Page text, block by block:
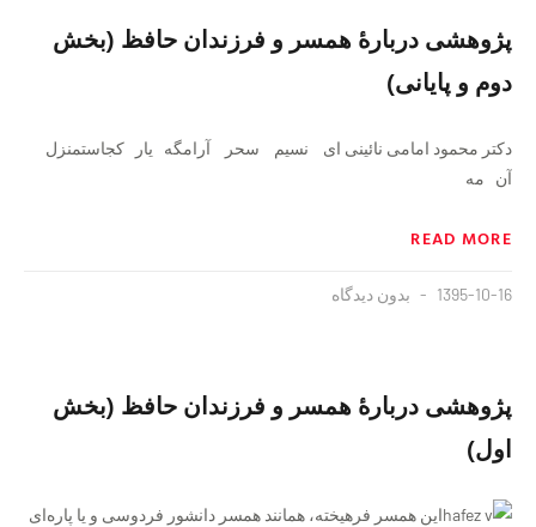
پژوهشی دربارهٔ همسر و فرزندان حافظ (بخش
دوم و پایانی)
دکتر محمود امامی نائینی ‌ای نسیم سحر آرامگه یار کجاستمنزل
آن مه
READ MORE
1395-10-16 بدون دیدگاه
پژوهشی دربارهٔ همسر و فرزندان حافظ (بخش
اول)
این همسر فرهیخته، همانند همسر دانشور فردوسی و یا پاره‌ای